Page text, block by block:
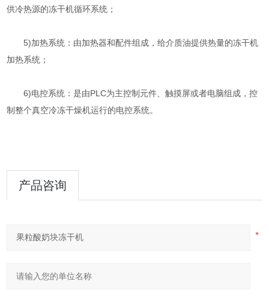
供冷热源的冻干机循环系统；
5)加热系统：由加热器和配件组成，给介质油提供热量的冻干机
加热系统；
6)电控系统：是由PLC为主控制元件、触摸屏或者电脑组成，控
制整个真空冷冻干燥机运行的电控系统。
产品咨询